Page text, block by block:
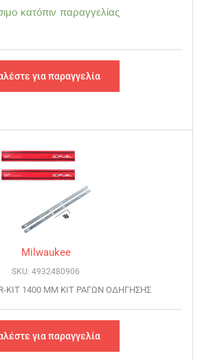
κατόπιν παραγγελίας
για παραγγελία
Milwaukee
SKU: 4932480906
KIT 1400 ΜΜ ΚΙΤ ΡΑΓΩΝ ΟΔΗΓΗΣΗΣ
για παραγγελία